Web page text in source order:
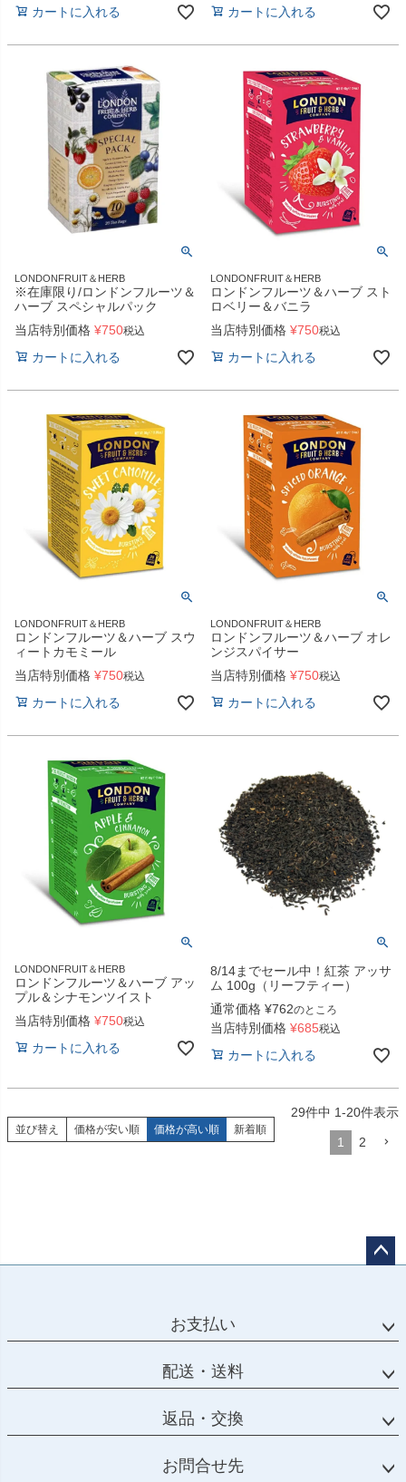
カートに入れる カートに入れる
LONDONFRUIT＆HERB
※在庫限り/ロンドンフルーツ＆
ハーブ スペシャルパック
当店特別価格 ¥750税込
カートに入れる
LONDONFRUIT＆HERB
ロンドンフルーツ＆ハーブ スト
ロベリー＆バニラ
当店特別価格 ¥750税込
カートに入れる
LONDONFRUIT＆HERB
ロンドンフルーツ＆ハーブ スウ
ィートカモミール
当店特別価格 ¥750税込
カートに入れる
LONDONFRUIT＆HERB
ロンドンフルーツ＆ハーブ オレ
ンジスパイサー
当店特別価格 ¥750税込
カートに入れる
LONDONFRUIT＆HERB
ロンドンフルーツ＆ハーブ アッ
プル＆シナモンツイスト
当店特別価格 ¥750税込
カートに入れる
8/14までセール中！紅茶 アッサ
ム 100g（リーフティー）
通常価格 ¥762のところ
当店特別価格 ¥685税込
カートに入れる
並び替え 価格が安い順 価格が高い順 新着順
29件中 1-20件表示
1 2
お支払い
配送・送料
返品・交換
お問合せ先